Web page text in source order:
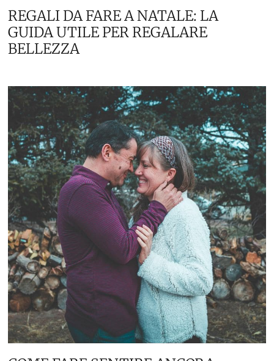
REGALI DA FARE A NATALE: LA
GUIDA UTILE PER REGALARE
BELLEZZA